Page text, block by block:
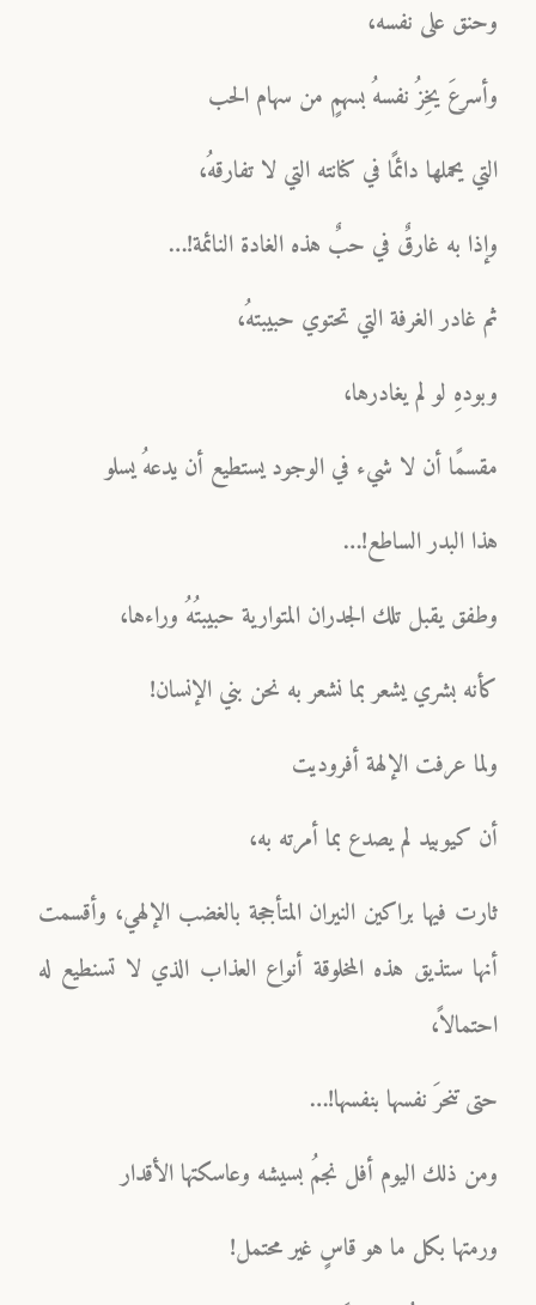
وحنق على نفسه،
وأسرعَ يخِزُ نفسهُ بسهمٍ من سهام الحب
التي يحملها دائمًا في كنانته التي لا تفارقهُ،
وإذا به غارقٌ في حبٌ هذه الغادة النائمة!…
ثم غادر الغرفة التي تحتوي حبيبتهُ،
وبودهِ لو لم يغادرها،
مقسمًا أن لا شيء في الوجود يستطيع أن يدعهُ يسلو
هذا البدر الساطع!…
وطفق يقبل تلك الجدران المتوارية حبيبتُهُ وراءها،
كأنه بشري يشعر بما نشعر به نحن بني الإنسان!
ولما عرفت الإلهة أفروديت
أن كيوبيد لم يصدع بما أمرته به،
ثارت فيها براكين النيران المتأججة بالغضب الإلهي، وأقسمت
أنها ستذيق هذه المخلوقة أنواع العذاب الذي لا تسنطيع له
احتمالاً،
حتى تنحرَ نفسها بنفسها!…
ومن ذلك اليوم أفل نجمُ بسيشه وعاسكتها الأقدار
ورمتها بكل ما هو قاسٍ غير محتمل!